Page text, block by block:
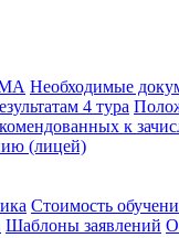
Необходимые
4 тура
к
(лицей)
Стоимость
Шаблоны заявлений